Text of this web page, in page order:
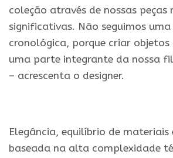
coleção através de nossas peças
significativas. Não seguimos uma
cronológica, porque criar
uma parte integrante da nossa
– acrescenta o designer.
Elegância, equilíbrio de materiais
baseada na alta complexidade